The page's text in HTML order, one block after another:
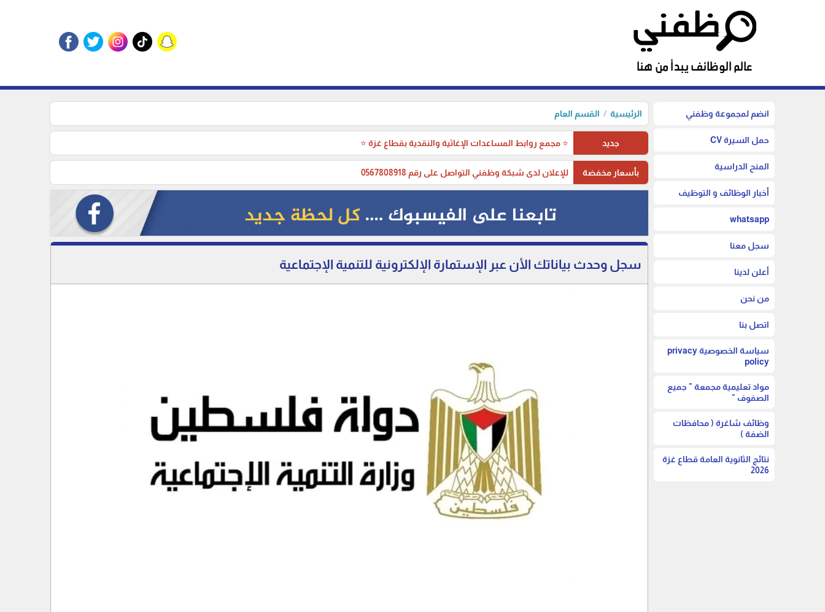
انضم لمجموعة وظفني
حمل السيرة CV
المنح الدراسية
أخبار الوظائف و التوظيف
whatsapp
سجل معنا
أعلن لدينا
من نحن
اتصل بنا
سياسة الخصوصية privacy
policy
مواد تعليمية مجمعة " جميع
الصفوف "
وظائف شاغرة ( محافظات
الضفة )
نتائج الثانوية العامة قطاع غزة
2026
الرئيسية القسم العام
جديد ⭐ مجمع روابط المساعدات الإغاثية والنقدية بقطاع غزة ⭐
بأسعار مخفضة للإعلان لدى شبكة وظفني التواصل على رقم 0567808918
سجل وحدث بياناتك الأن عبر الإستمارة الإلكترونية للتنمية الإجتماعية